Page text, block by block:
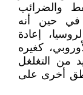
والضرائب
في حين أنه
إعادة
كغيره
من التغلغل
أخرى على